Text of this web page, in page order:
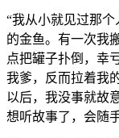
“我从小就见过那
的金鱼。有一次我
点把罐子扑倒，幸
我爹，反而拉着我
以后，我没事就故
想听故事了，会随